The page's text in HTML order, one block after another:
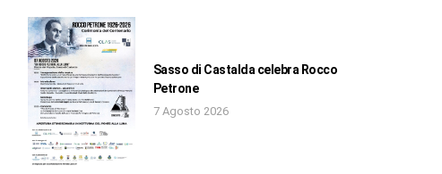
Sasso di Castalda celebra Rocco
Petrone
7 Agosto 2026